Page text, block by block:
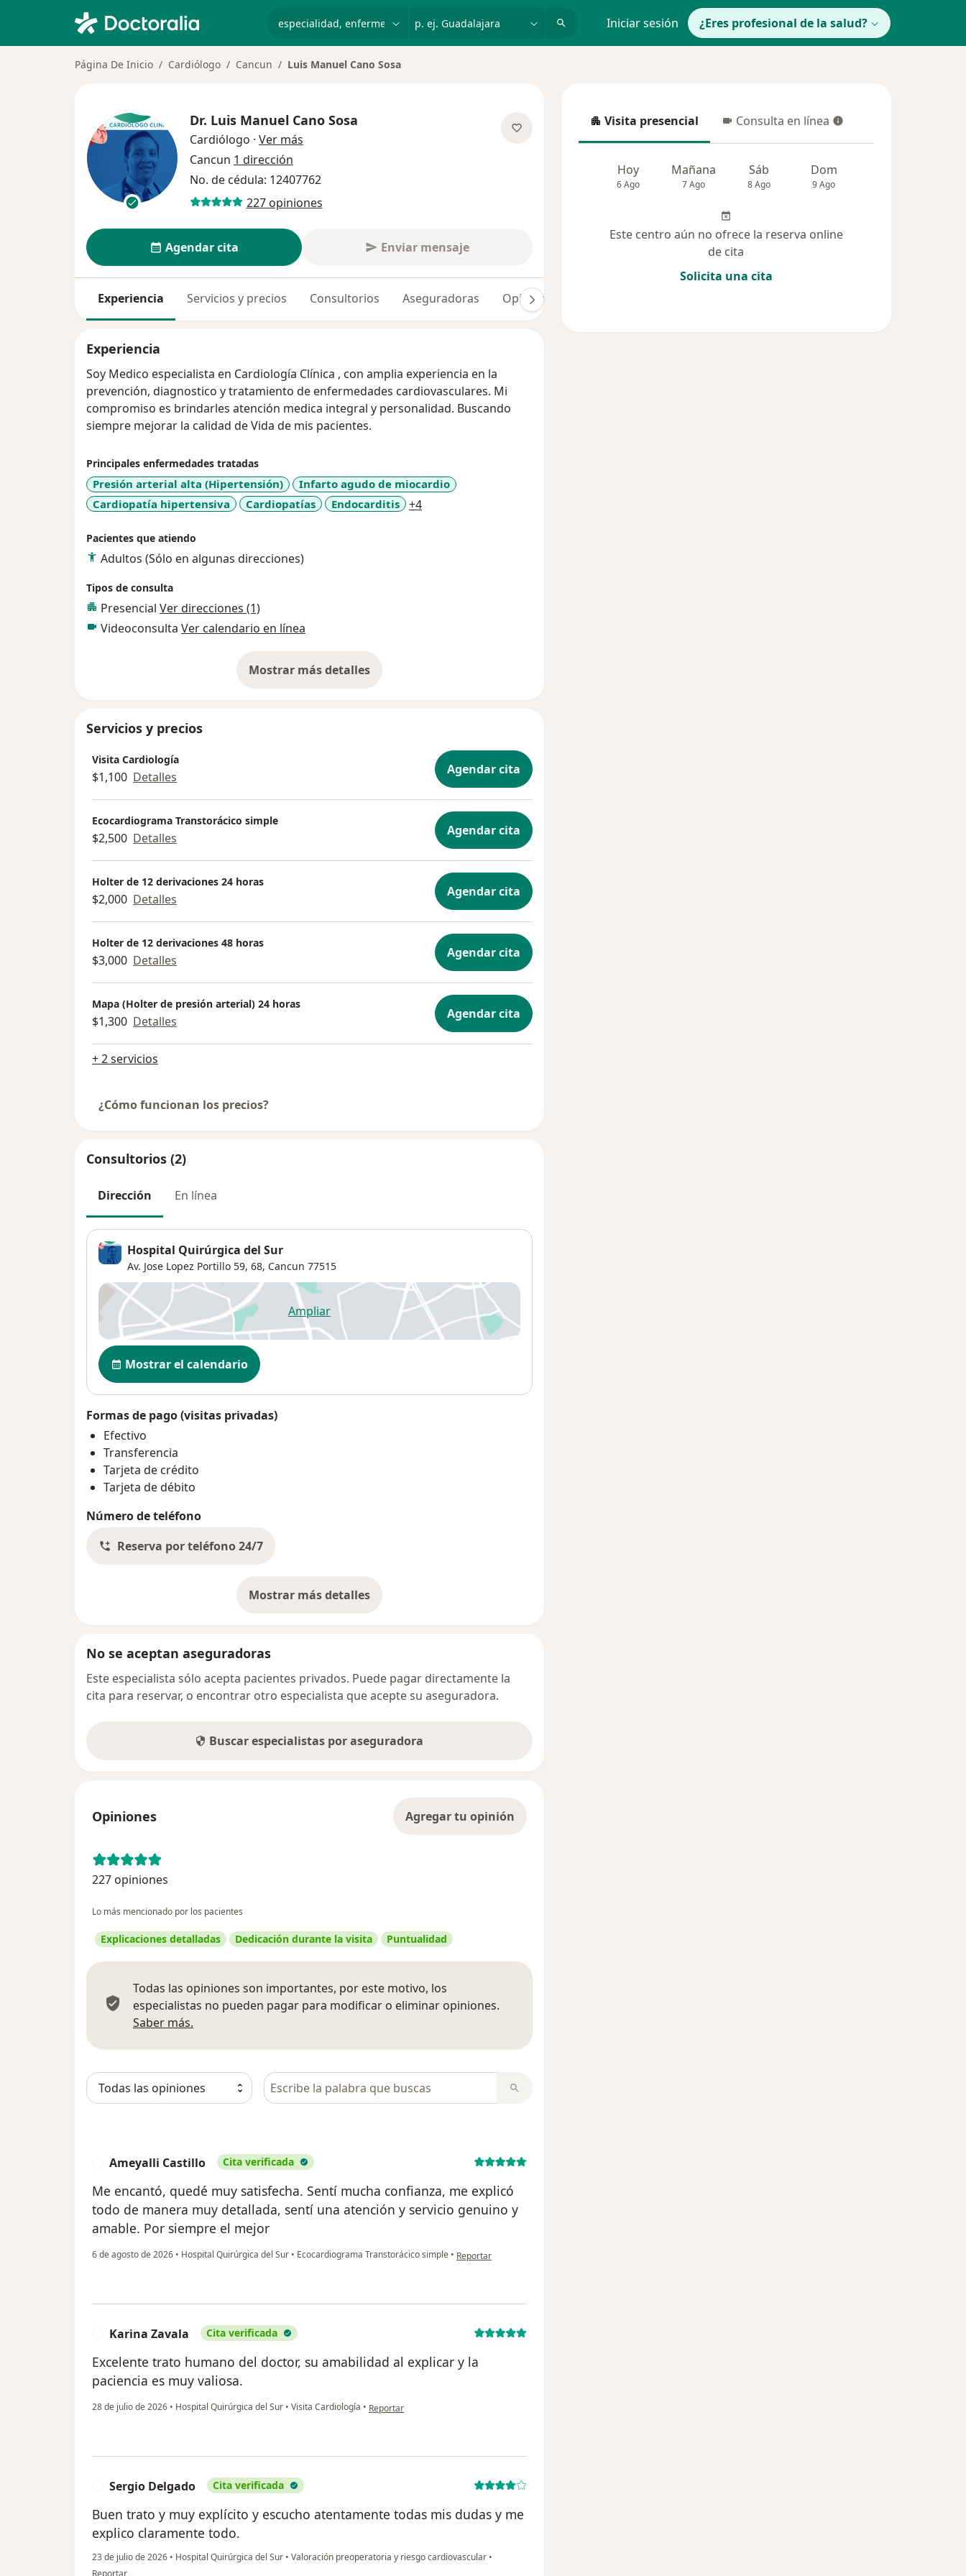
Iniciar sesión ¿Eres profesional de la salud?
Página De Inicio Cardiólogo Cancun Luis Manuel Cano Sosa
Dr. Luis Manuel Cano Sosa
Cardiólogo · Ver más
Cancun 1 dirección
No. de cédula: 12407762
227 opiniones
Agendar cita Enviar mensaje
Experiencia Servicios y precios Consultorios Aseguradoras Opiniones (227)
Experiencia
Soy Medico especialista en Cardiología Clínica , con amplia experiencia en la
prevención, diagnostico y tratamiento de enfermedades cardiovasculares. Mi
compromiso es brindarles atención medica integral y personalidad. Buscando
siempre mejorar la calidad de Vida de mis pacientes.
Principales enfermedades tratadas
Presión arterial alta (Hipertensión)
Infarto agudo de miocardio
Cardiopatía hipertensiva
Cardiopatías Endocarditis +4a11y_sr_more_diseases
Pacientes que atiendo
Adultos (Sólo en algunas direcciones)
Tipos de consulta
Presencial Ver direcciones (1)
Videoconsulta Ver calendario en línea
Mostrar más detalles
sobre la experiencia
Servicios y precios
Visita Cardiología
$1,100 Detalles Agendar cita
Ecocardiograma Transtorácico simple
$2,500 Detalles Agendar cita
Holter de 12 derivaciones 24 horas
$2,000 Detalles Agendar cita
Holter de 12 derivaciones 48 horas
$3,000 Detalles Agendar cita
Mapa (Holter de presión arterial) 24 horas
$1,300 Detalles Agendar cita
+ 2 servicios
¿Cómo funcionan los precios?
Consultorios (2)
Dirección En línea
Hospital Quirúrgica del Sur
Av. Jose Lopez Portillo 59, 68, Cancun 77515
Ampliarse abre en una nueva pestaña
Disponibilidad
Mostrar el calendario
Formas de pago (visitas privadas)
Efectivo
Transferencia
Tarjeta de crédito
Tarjeta de débito
Número de teléfono
Reserva por teléfono 24/7
Mostrar más detalles
sobre la dirección
No se aceptan aseguradoras
Este especialista sólo acepta pacientes privados. Puede pagar directamente la
cita para reservar, o encontrar otro especialista que acepte su aseguradora.
Buscar especialistas por aseguradora
Opiniones Agregar tu opinión
227 opiniones
Lo más mencionado por los pacientes
Explicaciones detalladas Dedicación durante la visita Puntualidad
Todas las opiniones son importantes, por este motivo, los
especialistas no pueden pagar para modificar o eliminar opiniones.
Saber más.
Busca en opiniones
Ameyalli Castillo Cita verificada
Me encantó, quedé muy satisfecha. Sentí mucha confianza, me explicó
todo de manera muy detallada, sentí una atención y servicio genuino y
amable. Por siempre el mejor
6 de agosto de 2026 • Hospital Quirúrgica del Sur • Ecocardiograma Transtorácico simple • en opinión del usuario Ameyalli Castillo
Reportar
Karina Zavala Cita verificada
Excelente trato humano del doctor, su amabilidad al explicar y la
paciencia es muy valiosa.
28 de julio de 2026 • Hospital Quirúrgica del Sur • Visita Cardiología • en opinión del usuario Karina Zavala
Reportar
Sergio Delgado Cita verificada
Buen trato y muy explícito y escucho atentamente todas mis dudas y me
explico claramente todo.
23 de julio de 2026 • Hospital Quirúrgica del Sur • Valoración preoperatoria y riesgo cardiovascular •
en opinión del usuario Sergio Delgado
Visita presencial
Visita presencial Consulta en línea
Consulta en línea
Hoy
6 Ago
Mañana
7 Ago
Sáb
8 Ago
Dom
9 Ago
Este centro aún no ofrece la reserva online
de cita
Solicita una cita